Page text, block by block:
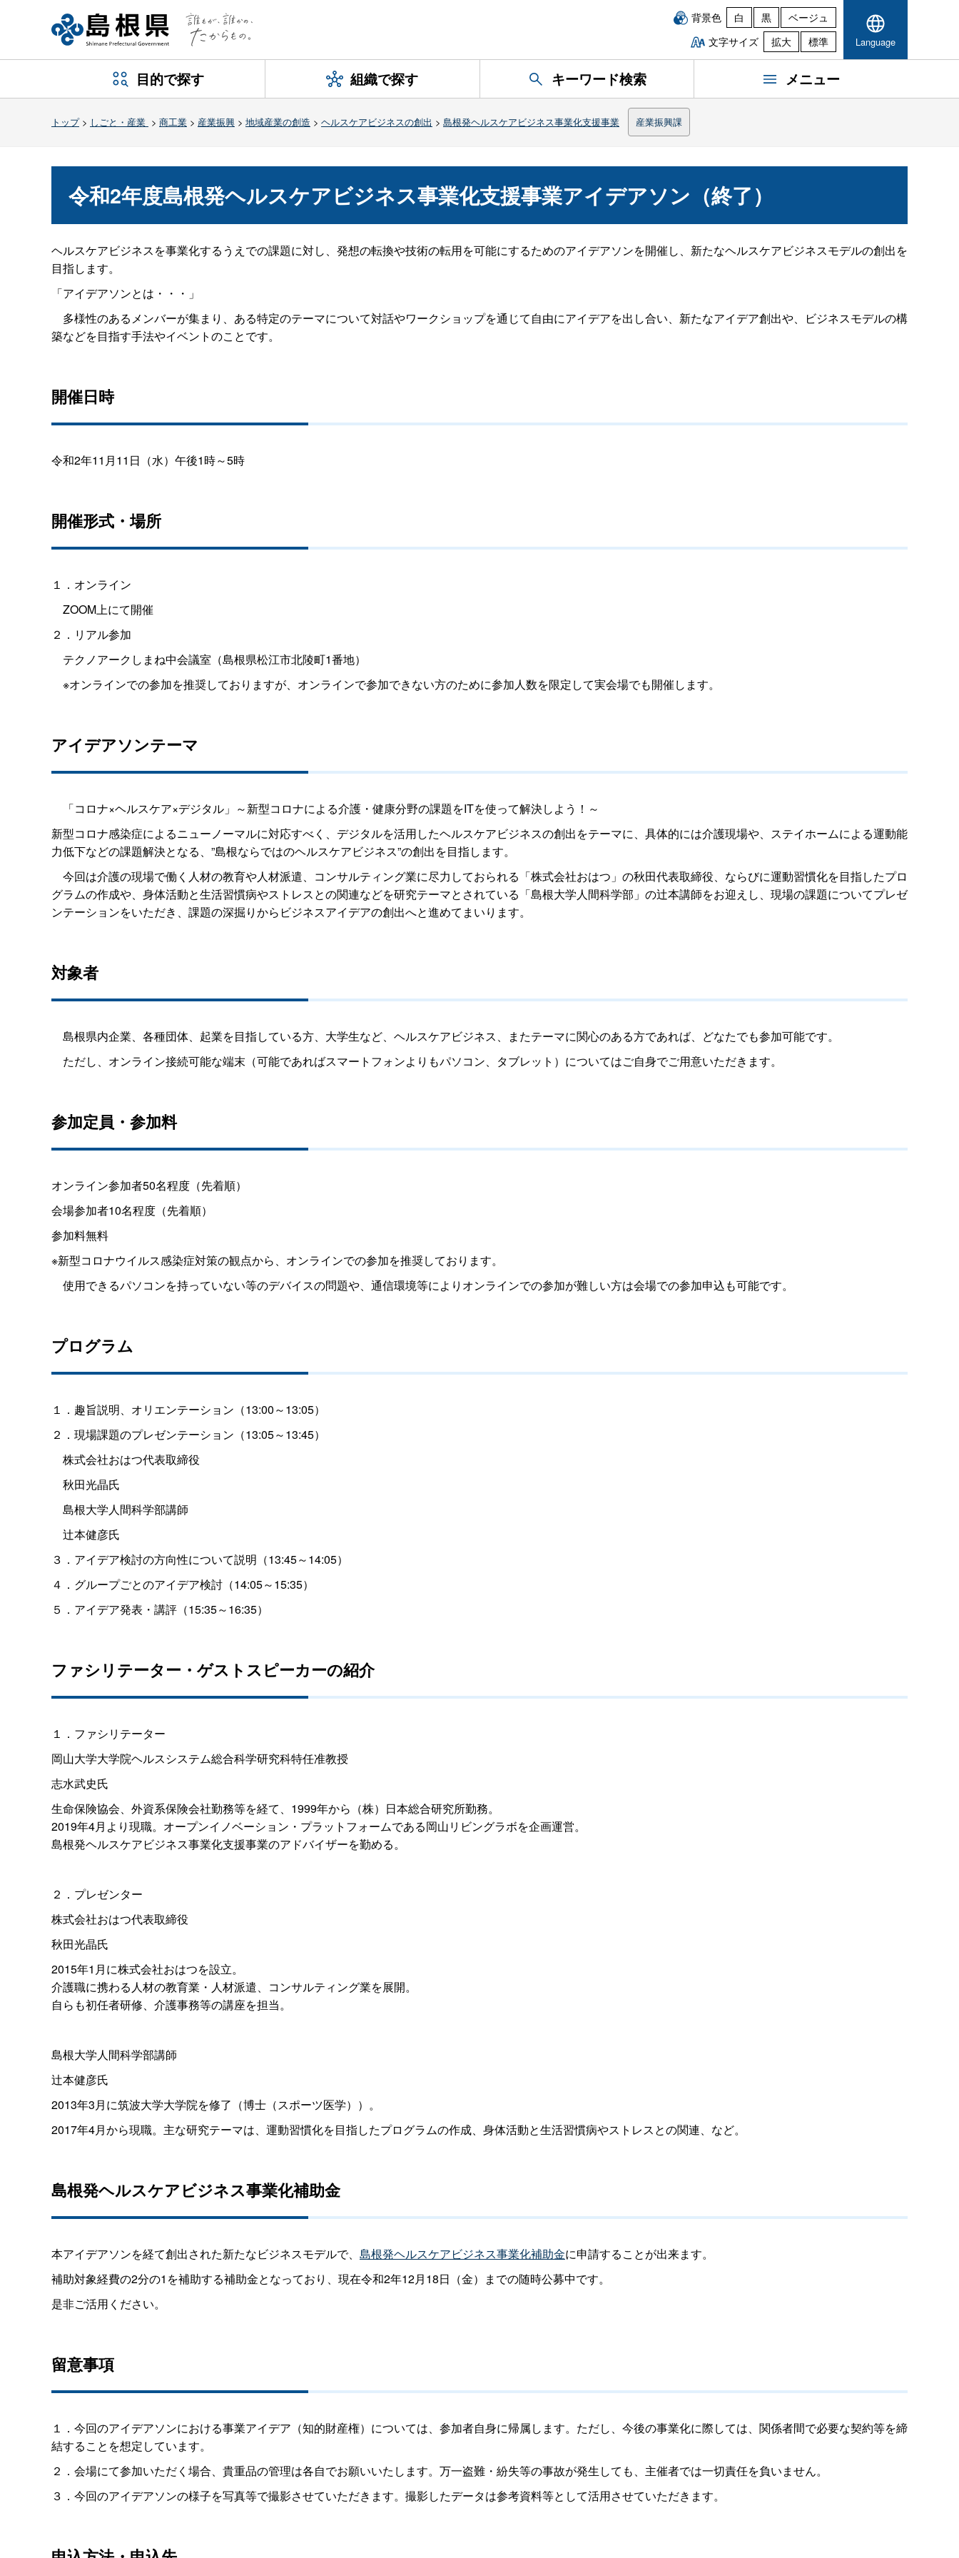
背景色 白 黒
ベージュ
文字サイズ
拡大 標準 Language
目的で探す 組織で探す キーワード検索 メニュー
トップ> しごと・産業 > 商工業 > 産業振興 > 地域産業の創造 > ヘルスケアビジネスの創出 > 島根発ヘルスケアビジネス事業化支援事業 産業振興課
令和2年度島根発ヘルスケアビジネス事業化支援事業アイデアソン（終了）
ヘルスケアビジネスを事業化するうえでの課題に対し、発想の転換や技術の転用を可能にするためのアイデアソンを開催し、新たなヘルスケアビジネスモデルの創出を
目指します。
「アイデアソンとは・・・」
多様性のあるメンバーが集まり、ある特定のテーマについて対話やワークショップを通じて自由にアイデアを出し合い、新たなアイデア創出や、ビジネスモデルの構
築などを目指す手法やイベントのことです。
開催日時
令和2年11月11日（水）午後1時～5時
開催形式・場所
１．オンライン
ZOOM上にて開催
２．リアル参加
テクノアークしまね中会議室（島根県松江市北陵町1番地）
※オンラインでの参加を推奨しておりますが、オンラインで参加できない方のために参加人数を限定して実会場でも開催します。
アイデアソンテーマ
「コロナ×ヘルスケア×デジタル」～新型コロナによる介護・健康分野の課題をITを使って解決しよう！～
新型コロナ感染症によるニューノーマルに対応すべく、デジタルを活用したヘルスケアビジネスの創出をテーマに、具体的には介護現場や、ステイホームによる運動能
力低下などの課題解決となる、”島根ならではのヘルスケアビジネス”の創出を目指します。
今回は介護の現場で働く人材の教育や人材派遣、コンサルティング業に尽力しておられる「株式会社おはつ」の秋田代表取締役、ならびに運動習慣化を目指したプロ
グラムの作成や、身体活動と生活習慣病やストレスとの関連などを研究テーマとされている「島根大学人間科学部」の辻本講師をお迎えし、現場の課題についてプレゼ
ンテーションをいただき、課題の深掘りからビジネスアイデアの創出へと進めてまいります。
対象者
島根県内企業、各種団体、起業を目指している方、大学生など、ヘルスケアビジネス、またテーマに関心のある方であれば、どなたでも参加可能です。
ただし、オンライン接続可能な端末（可能であればスマートフォンよりもパソコン、タブレット）についてはご自身でご用意いただきます。
参加定員・参加料
オンライン参加者50名程度（先着順）
会場参加者10名程度（先着順）
参加料無料
※新型コロナウイルス感染症対策の観点から、オンラインでの参加を推奨しております。
使用できるパソコンを持っていない等のデバイスの問題や、通信環境等によりオンラインでの参加が難しい方は会場での参加申込も可能です。
プログラム
１．趣旨説明、オリエンテーション（13:00～13:05）
２．現場課題のプレゼンテーション（13:05～13:45）
株式会社おはつ代表取締役
秋田光晶氏
島根大学人間科学部講師
辻本健彦氏
３．アイデア検討の方向性について説明（13:45～14:05）
４．グループごとのアイデア検討（14:05～15:35）
５．アイデア発表・講評（15:35～16:35）
ファシリテーター・ゲストスピーカーの紹介
１．ファシリテーター
岡山大学大学院ヘルスシステム総合科学研究科特任准教授
志水武史氏
生命保険協会、外資系保険会社勤務等を経て、1999年から（株）日本総合研究所勤務。
2019年4月より現職。オープンイノベーション・プラットフォームである岡山リビングラボを企画運営。
島根発ヘルスケアビジネス事業化支援事業のアドバイザーを勤める。
２．プレゼンター
株式会社おはつ代表取締役
秋田光晶氏
2015年1月に株式会社おはつを設立。
介護職に携わる人材の教育業・人材派遣、コンサルティング業を展開。
自らも初任者研修、介護事務等の講座を担当。
島根大学人間科学部講師
辻本健彦氏
2013年3月に筑波大学大学院を修了（博士（スポーツ医学））。
2017年4月から現職。主な研究テーマは、運動習慣化を目指したプログラムの作成、身体活動と生活習慣病やストレスとの関連、など。
島根発ヘルスケアビジネス事業化補助金
本アイデアソンを経て創出された新たなビジネスモデルで、 島根発ヘルスケアビジネス事業化補助金に申請することが出来ます。
補助対象経費の2分の1を補助する補助金となっており、現在令和2年12月18日（金）までの随時公募中です。
是非ご活用ください。
留意事項
１．今回のアイデアソンにおける事業アイデア（知的財産権）については、参加者自身に帰属します。ただし、今後の事業化に際しては、関係者間で必要な契約等を締
結することを想定しています。
２．会場にて参加いただく場合、貴重品の管理は各自でお願いいたします。万一盗難・紛失等の事故が発生しても、主催者では一切責任を負いません。
３．今回のアイデアソンの様子を写真等で撮影させていただきます。撮影したデータは参考資料等として活用させていただきます。